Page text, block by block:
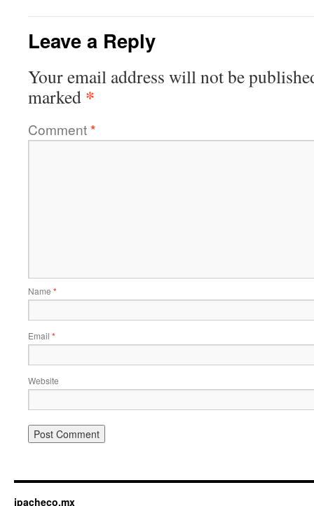
Leave a Reply
Your email address will not be
marked *
Comment*
Name *
Email *
Website
jpacheco.mx